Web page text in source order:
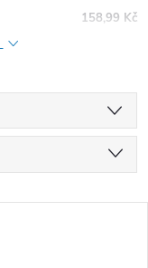
158,99 Kč